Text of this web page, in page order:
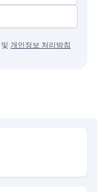
및 개인정보 처리방침